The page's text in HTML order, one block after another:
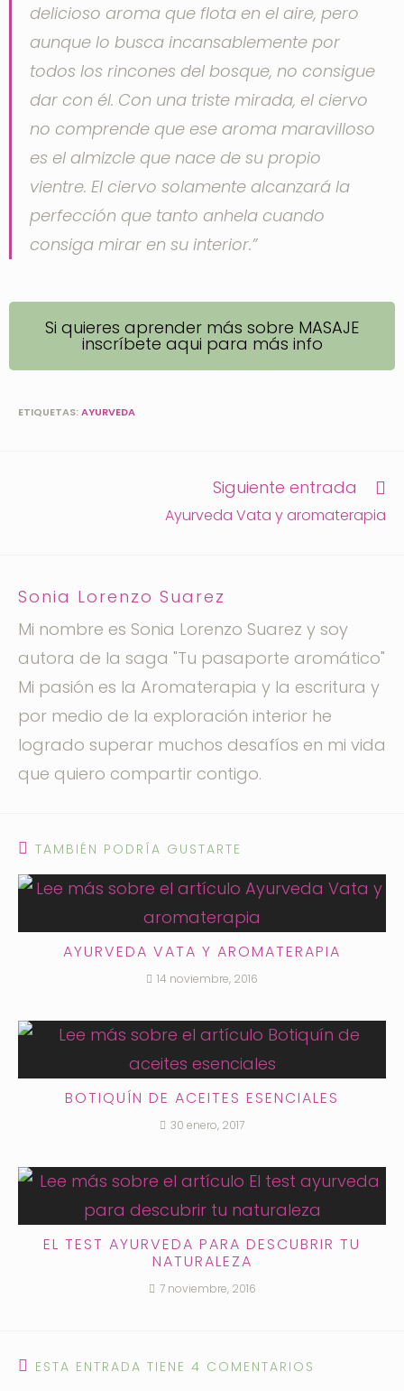
delicioso aroma que flota en el aire, pero
aunque lo busca incansablemente por
todos los rincones del bosque, no consigue
dar con él. Con una triste mirada, el ciervo
no comprende que ese aroma maravilloso
es el almizcle que nace de su propio
vientre. El ciervo solamente alcanzará la
perfección que tanto anhela cuando
consiga mirar en su interior.”
Si quieres aprender más sobre MASAJE
inscríbete aqui para más info
ETIQUETAS:AYURVEDA
Siguiente entrada
Ayurveda Vata y aromaterapia
Sonia Lorenzo Suarez
Mi nombre es Sonia Lorenzo Suarez y soy
autora de la saga "Tu pasaporte aromático"
Mi pasión es la Aromaterapia y la escritura y
por medio de la exploración interior he
logrado superar muchos desafíos en mi vida
que quiero compartir contigo.
TAMBIÉN PODRÍA GUSTARTE
AYURVEDA VATA Y AROMATERAPIA
14 noviembre, 2016
BOTIQUÍN DE ACEITES ESENCIALES
30 enero, 2017
EL TEST AYURVEDA PARA DESCUBRIR TU
NATURALEZA
7 noviembre, 2016
ESTA ENTRADA TIENE 4 COMENTARIOS